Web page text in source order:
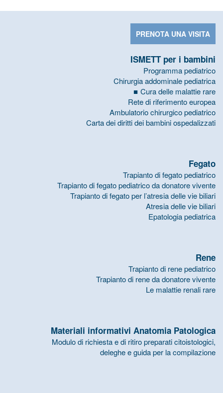
PRENOTA UNA VISITA
ISMETT per i bambini
Programma pediatrico
Chirurgia addominale pediatrica
Cura delle malattie rare
Rete di riferimento europea
Ambulatorio chirurgico pediatrico
Carta dei diritti dei bambini ospedalizzati
Fegato
Trapianto di fegato pediatrico
Trapianto di fegato pediatrico da donatore vivente
Trapianto di fegato per l’atresia delle vie biliari
Atresia delle vie biliari
Epatologia pediatrica
Rene
Trapianto di rene pediatrico
Trapianto di rene da donatore vivente
Le malattie renali rare
Materiali informativi Anatomia Patologica
Modulo di richiesta e di ritiro preparati citoistologici,
deleghe e guida per la compilazione